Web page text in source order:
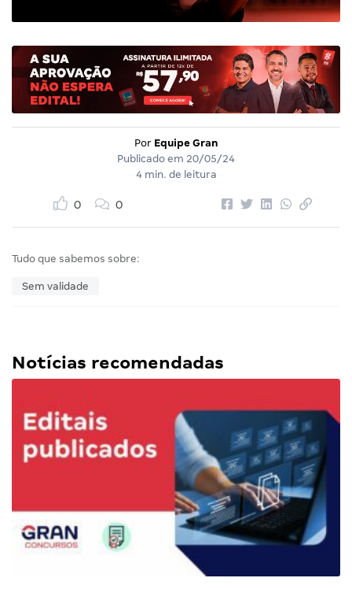
Por Equipe Gran
Publicado em 20/05/24
4 min. de leitura
0 0
Tudo que sabemos sobre:
Sem validade
Notícias recomendadas